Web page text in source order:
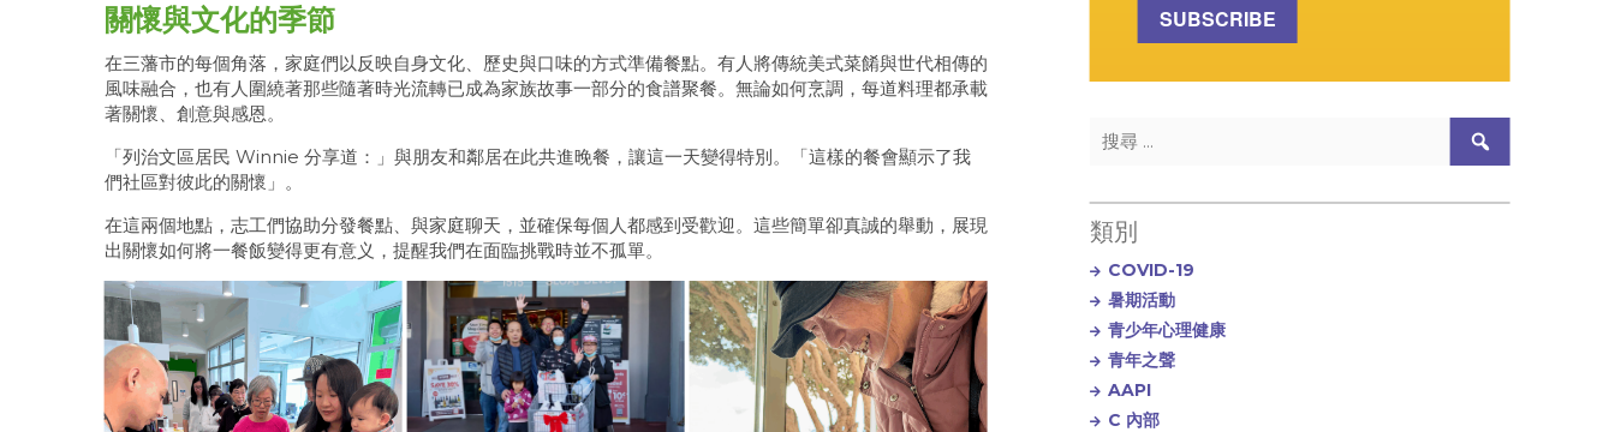
關懷與文化的季節
在三藩市的每個角落，家庭們以反映自身文化、歷史與口味的方式準備餐點。有人將傳統美式菜餚與世代相傳的
風味融合，也有人圍繞著那些隨著時光流轉已成為家族故事一部分的食譜聚餐。無論如何烹調，每道料理都承載
著關懷、創意與感恩。
「列治文區居民 Winnie 分享道：」與朋友和鄰居在此共進晚餐，讓這一天變得特別。「這樣的餐會顯示了我
們社區對彼此的關懷」。
在這兩個地點，志工們協助分發餐點、與家庭聊天，並確保每個人都感到受歡迎。這些簡單卻真誠的舉動，展現
出關懷如何將一餐飯變得更有意义，提醒我們在面臨挑戰時並不孤單。
SUBSCRIBE
搜尋
類別
COVID-19
暑期活動
青少年心理健康
青年之聲
AAPI
C 內部